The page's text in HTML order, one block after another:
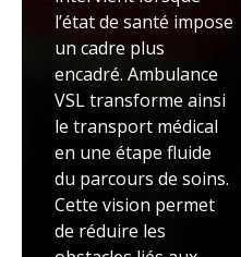
l’état de santé impose
un cadre plus
encadré. Ambulance
VSL transforme ainsi
le transport médical
en une étape fluide
du parcours de soins.
Cette vision permet
de réduire les